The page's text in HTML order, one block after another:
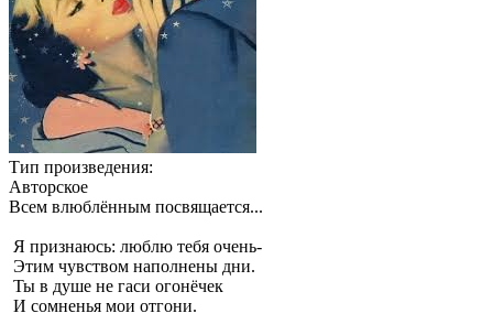
Тип произведения:
Авторское
Всем влюблённым посвящается...
Я признаюсь: люблю тебя очень-
Этим чувством наполнены дни.
Ты в душе не гаси огонёчек
И сомненья мои отгони.